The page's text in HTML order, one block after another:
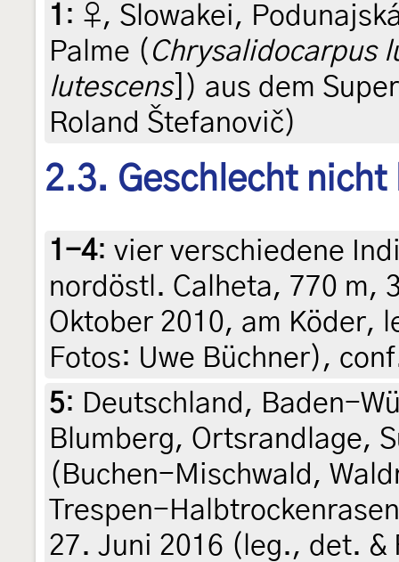
1 : ♀, Slowakei,
Palme ( Chrysalidocarpus
lutescens]) aus dem
Roland Štefanovič)
2.3. Geschlecht nicht
1-4: vier verschiedene
nordöstl. Calheta, 770 m,
Oktober 2010, am Köder,
Fotos: Uwe Büchner),
5: Deutschland, Baden-
Blumberg, Ortsrandlage,
(Buchen-Mischwald,
Trespen-
27. Juni 2016 (leg., det.